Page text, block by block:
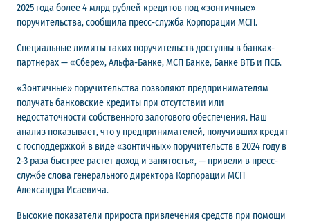
2025 года более 4 млрд рублей кредитов под «зонтичные»
поручительства, сообщила пресс-служба Корпорации МСП.
Специальные лимиты таких поручительств доступны в банках-
партнерах — «Сбере», Альфа-Банке, МСП Банке, Банке ВТБ и ПСБ.
«Зонтичные» поручительства позволяют предпринимателям
получать банковские кредиты при отсутствии или
недостаточности собственного залогового обеспечения. Наш
анализ показывает, что у предпринимателей, получивших кредит
с господдержкой в виде «зонтичных» поручительств в 2024 году в
2-3 раза быстрее растет доход и занятость«, — привели в пресс-
службе слова генерального директора Корпорации МСП
Александра Исаевича.
Высокие показатели прироста привлечения средств при помощи